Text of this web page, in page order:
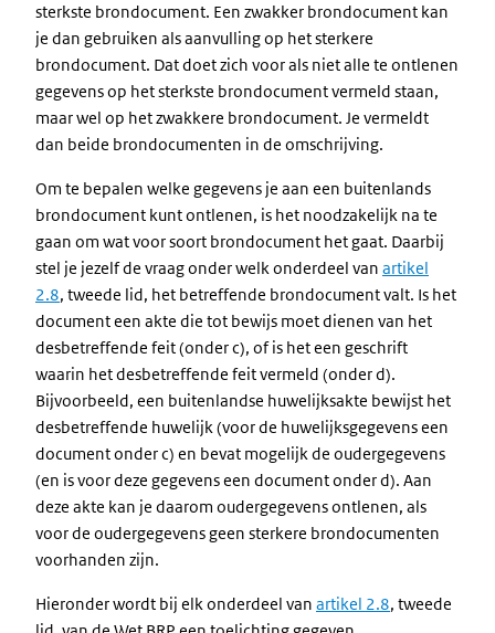
sterkste brondocument. Een zwakker brondocument kan
je dan gebruiken als aanvulling op het sterkere
brondocument. Dat doet zich voor als niet alle te ontlenen
gegevens op het sterkste brondocument vermeld staan,
maar wel op het zwakkere brondocument. Je vermeldt
dan beide brondocumenten in de omschrijving.
Om te bepalen welke gegevens je aan een buitenlands
brondocument kunt ontlenen, is het noodzakelijk na te
gaan om wat voor soort brondocument het gaat. Daarbij
stel je jezelf de vraag onder welk onderdeel van artikel
2.8, tweede lid, het betreffende brondocument valt. Is het
document een akte die tot bewijs moet dienen van het
desbetreffende feit (onder c), of is het een geschrift
waarin het desbetreffende feit vermeld (onder d).
Bijvoorbeeld, een buitenlandse huwelijksakte bewijst het
desbetreffende huwelijk (voor de huwelijksgegevens een
document onder c) en bevat mogelijk de oudergegevens
(en is voor deze gegevens een document onder d). Aan
deze akte kan je daarom oudergegevens ontlenen, als
voor de oudergegevens geen sterkere brondocumenten
voorhanden zijn.
Hieronder wordt bij elk onderdeel van artikel 2.8, tweede